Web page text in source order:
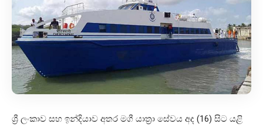
ශ්‍රී ලංකාව සහ ඉන්දියාව අතර මගී යාත්‍රා සේවය අද (16) සිට යළි